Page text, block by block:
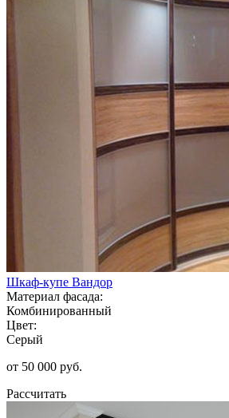
Шкаф-купе Вандор
Материал фасада:
Комбинированный
Цвет:
Серый
от 50 000 руб.
Рассчитать